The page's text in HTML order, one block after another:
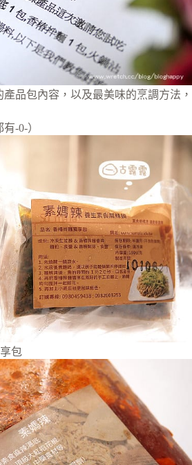
品包內容，以及最美味的烹調方法，
-0-）
包